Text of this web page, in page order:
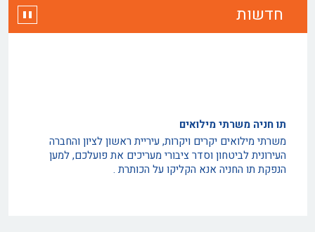
חדשות
תו חניה משרתי מילואים
משרתי מילואים יקרים ויקרות, עיריית ראשון לציון והחברה
העירונית לביטחון וסדר ציבורי מעריכים את פועלכם, למען
הנפקת תו החניה אנא הקליקו על הכותרת .